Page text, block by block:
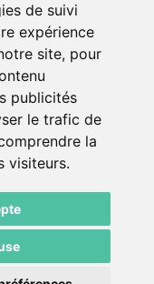
de suivi
expérience
site, pour
publicités
le trafic de
la
visiteurs.